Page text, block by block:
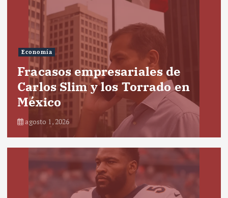
Economía
Fracasos empresariales de
Carlos Slim y los Torrado en
México
agosto 1, 2026